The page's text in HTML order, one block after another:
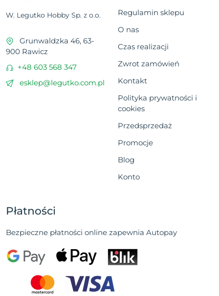
W. Legutko Hobby Sp. z o.o.
Grunwaldzka 46, 63-
900 Rawicz
+48 603 568 347
esklep@legutko.com.pl
Regulamin sklepu
O nas
Czas realizacji
Zwrot zamówień
Kontakt
Polityka prywatności i
cookies
Przedsprzedaż
Promocje
Blog
Konto
Płatności
Bezpieczne płatności online zapewnia Autopay